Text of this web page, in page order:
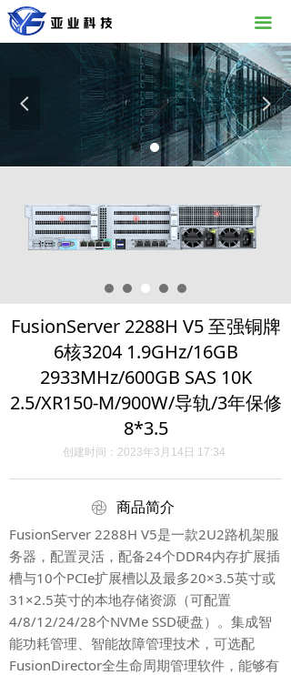
끀
넳 넲
FusionServer 2288H V5 至强铜牌
6核3204 1.9GHz/16GB
2933MHz/600GB SAS 10K
2.5/XR150-M/900W/导轨/3年保修
8*3.5
商品简介
创建时间： 2023年3月14日 17:34
FusionServer 2288H V5是一款2U2路机架服
务器，配置灵活，配备24个DDR4内存扩展插
槽与10个PCIe扩展槽以及最多20×3.5英寸或
31×2.5英寸的本地存储资源（可配置
4/8/12/24/28个NVMe SSD硬盘）。集成智
能功耗管理、智能故障管理技术，可选配
FusionDirector全生命周期管理软件，能够有
ꁵ